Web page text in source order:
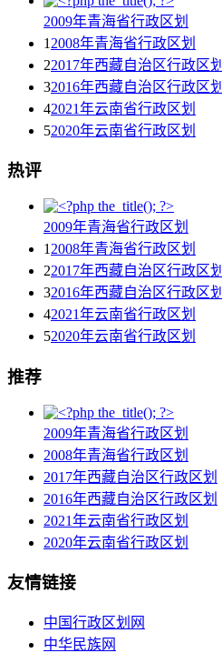
2009年青海省行政区划
1 2008年青海省行政区划
22017年西藏自治区行政区划
32016年西藏自治区行政区划
42021年云南省行政区划
52020年云南省行政区划
热评
2009年青海省行政区划
1 2008年青海省行政区划
22017年西藏自治区行政区划
32016年西藏自治区行政区划
42021年云南省行政区划
52020年云南省行政区划
推荐
2009年青海省行政区划
2008年青海省行政区划
2017年西藏自治区行政区划
2016年西藏自治区行政区划
2021年云南省行政区划
2020年云南省行政区划
友情链接
中国行政区划网
中华民族网